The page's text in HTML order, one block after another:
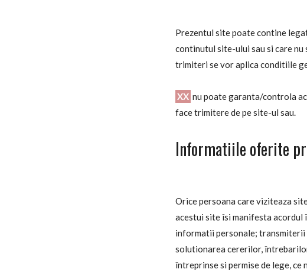
Prezentul site poate contine
continutul site-ului sau si care nu
trimiteri se vor aplica conditiile
XX nu poate garanta/controla
face trimitere de pe site-ul sau.
Informatiile oferite
Orice persoana care viziteaza
acestui site îsi manifesta acordul
informatii personale;
solutionarea cererilor,
întreprinse si permise de lege,